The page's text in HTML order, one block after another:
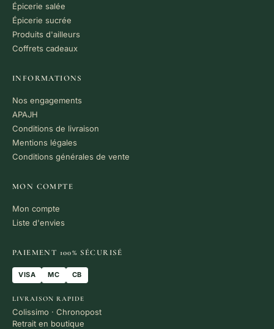
Épicerie salée
Épicerie sucrée
Produits d'ailleurs
Coffrets cadeaux
INFORMATIONS
Nos engagements
APAJH
Conditions de livraison
Mentions légales
Conditions générales de vente
MON COMPTE
Mon compte
Liste d'envies
PAIEMENT 100% SÉCURISÉ
VISA MC CB
LIVRAISON RAPIDE
Colissimo · Chronopost
Retrait en boutique